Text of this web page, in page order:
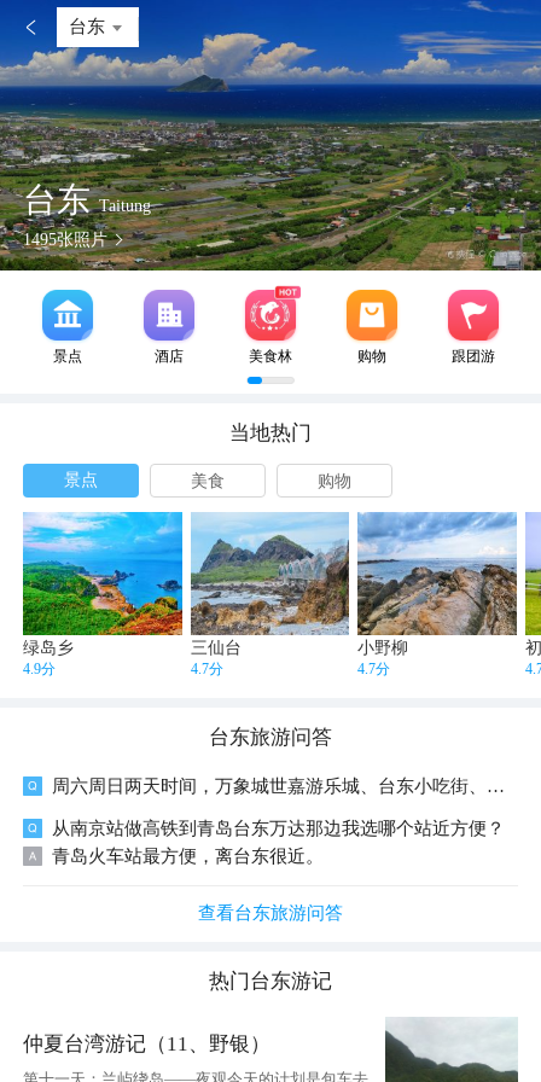
 台东
台东Taitung
1495张照片
景点 酒店 美食林 购物 跟团游
当地热门
景点 美食 购物
绿岛乡
4.9分
三仙台
4.7分
小野柳
4.7分
台东旅游问答
周六周日两天时间，万象城世嘉游乐城、台东小吃街、五四广场灯光秀、比如世界，怎么住宿和规划？
从南京站做高铁到青岛台东万达那边我选哪个站近方便？
青岛火车站最方便，离台东很近。
查看台东旅游问答
热门台东游记
仲夏台湾游记（11、野银）